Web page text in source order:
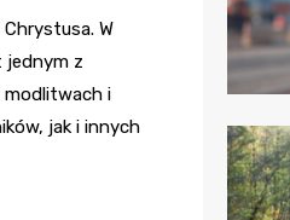
W
jednym z
modlitwach i
jak i innych